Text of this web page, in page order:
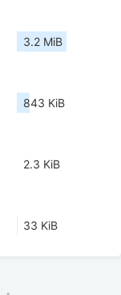
3.2 MiB
843 KiB
2.3 KiB
33 KiB